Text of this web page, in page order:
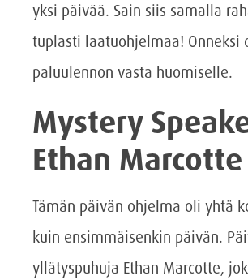
yksi päivää. Sain siis samalla
tuplasti laatuohjelmaa! Onneksi
paluulennon vasta huomiselle.
Mystery
Ethan Marcotte
Tämän päivän ohjelma oli yhtä
kuin ensimmäisenkin päivän.
yllätyspuhuja Ethan Marcotte,